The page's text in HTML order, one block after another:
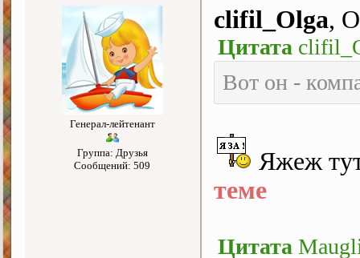
Генерал-лейтенант
Группа: Друзья
Сообщений: 509
clifil_Olga,
Цитата
Вот он -
Яжеж
теме
Цитата